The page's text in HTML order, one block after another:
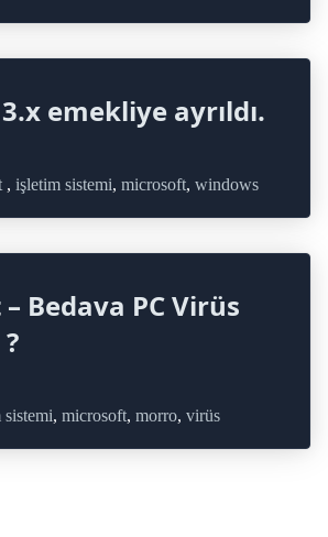
emekliye ayrıldı.
, işletim sistemi, microsoft, windows
Bedava PC Virüs
sistemi, microsoft, morro, virüs